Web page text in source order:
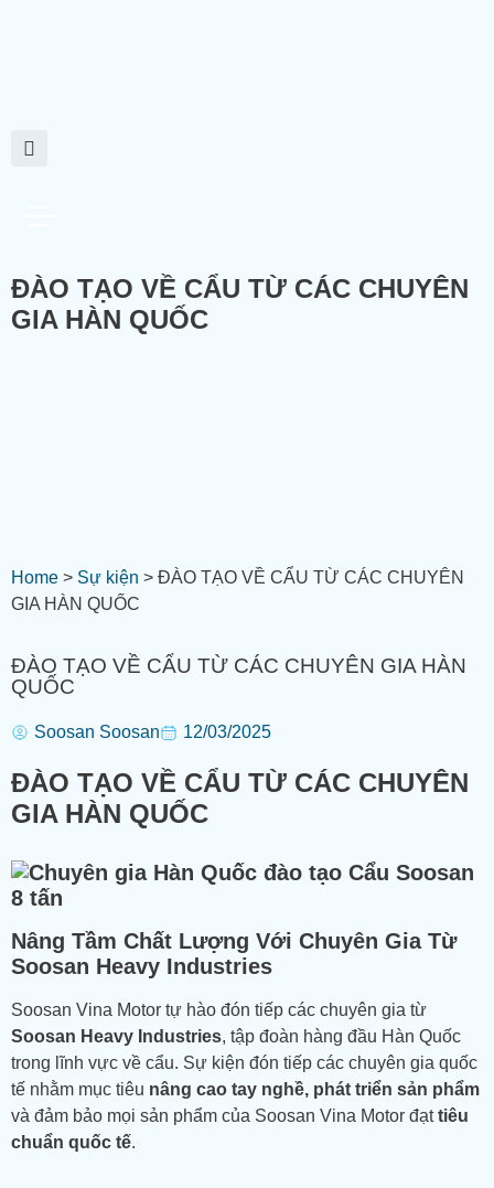
ĐÀO TẠO VỀ CẨU TỪ CÁC CHUYÊN
GIA HÀN QUỐC
Home > Sự kiện > ĐÀO TẠO VỀ CẨU TỪ CÁC CHUYÊN
GIA HÀN QUỐC
ĐÀO TẠO VỀ CẨU TỪ CÁC CHUYÊN GIA HÀN
QUỐC
Soosan Soosan 12/03/2025
ĐÀO TẠO VỀ CẨU TỪ CÁC CHUYÊN
GIA HÀN QUỐC
Nâng Tầm Chất Lượng Với Chuyên Gia Từ
Soosan Heavy Industries
Soosan Vina Motor tự hào đón tiếp các chuyên gia từ
Soosan Heavy Industries, tập đoàn hàng đầu Hàn Quốc
trong lĩnh vực về cẩu. Sự kiện đón tiếp các chuyên gia quốc
tế nhằm mục tiêu nâng cao tay nghề, phát triển sản phẩm
và đảm bảo mọi sản phẩm của Soosan Vina Motor đạttiêu
chuẩn quốc tế.